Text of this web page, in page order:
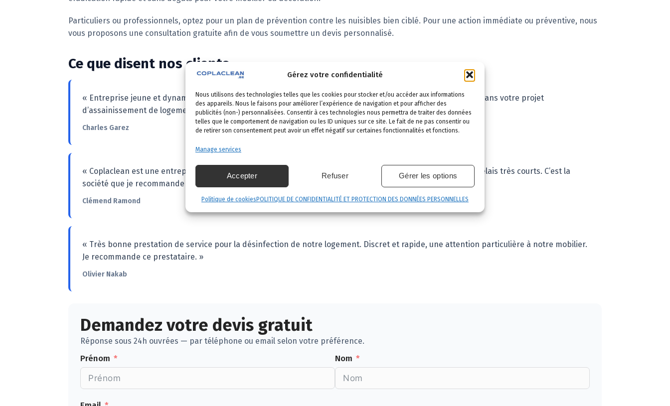
Gérez votre confidentialité
Nous utilisons des technologies telles que les cookies pour stocker et/ou accéder aux informations
des appareils. Nous le faisons pour améliorer l’expérience de navigation et pour afficher des
publicités (non-) personnalisées. Consentir à ces technologies nous permettra de traiter des données
telles que le comportement de navigation ou les ID uniques sur ce site. Le fait de ne pas consentir ou
de retirer son consentement peut avoir un effet négatif sur certaines fonctionnalités et fonctions.
Manage services
Accepter Refuser Gérer les options
Politique de cookiesPOLITIQUE DE CONFIDENTIALITÉ ET PROTECTION DES DONNÉES PERSONNELLES
Particuliers ou professionnels, optez pour un plan de prévention contre les nuisibles bien ciblé. Pour une action immédiate ou préventive, nous
vous proposons une consultation gratuite afin de vous soumettre un devis personnalisé.
Ce que disent nos clients
« Entreprise jeune et dynamique. Davy Catherine est un entrepreneur sympa qui vous conseillera au mieux dans votre projet
d’assainissement de logements de tout type. Je recommande fortement. »
Charles Garez
« Coplaclean est une entreprise sérieuse qui connaît bien son métier et qui fait du travail soigné dans des délais très courts. C’est la
société que je recommande à tous ceux qui ont des problèmes de nuisibles. »
Clémend Ramond
« Très bonne prestation de service pour la désinfection de notre logement. Discret et rapide, une attention particulière à notre mobilier.
Je recommande ce prestataire. »
Olivier Nakab
Demandez votre devis gratuit
Réponse sous 24h ouvrées — par téléphone ou email selon votre préférence.
Prénom Nom